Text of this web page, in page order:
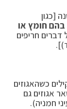
[כגון
חומץ או
חריפים
כשהאגוזים
אגוזים גם
חמניה).